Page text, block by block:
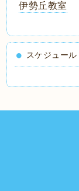
伊勢丘教室
スケジュール